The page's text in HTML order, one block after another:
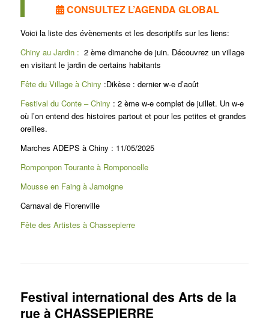
CONSULTEZ L’AGENDA GLOBAL
Voici la liste des évènements et les descriptifs sur les liens:
Chiny au Jardin : 2 ème dimanche de juin. Découvrez un village
en visitant le jardin de certains habitants
Fête du Village à Chiny :Dikèse : dernier w-e d’août
Festival du Conte – Chiny : 2 ème w-e complet de juillet. Un w-e
où l’on entend des histoires partout et pour les petites et grandes
oreilles.
Marches ADEPS à Chiny : 11/05/2025
Romponpon Tourante à Romponcelle
Mousse en Faing à Jamoigne
Carnaval de Florenville
Fête des Artistes à Chassepierre
Festival international des Arts de la
rue à CHASSEPIERRE